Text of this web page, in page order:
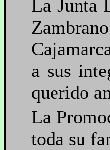
La Junta
a sus
querido
La
toda su